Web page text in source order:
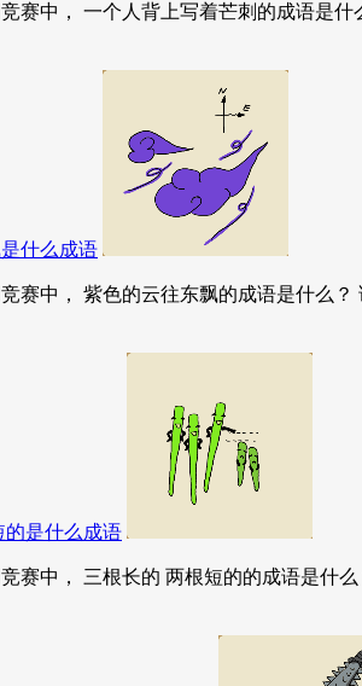
赛中， 一个人背上写着芒刺的成语是
什么成语
赛中， 紫色的云往东飘的成语是什么
的是什么成语
赛中， 三根长的 两根短的的成语是什